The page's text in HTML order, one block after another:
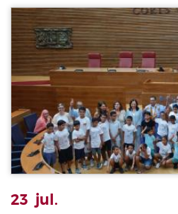
23 jul.